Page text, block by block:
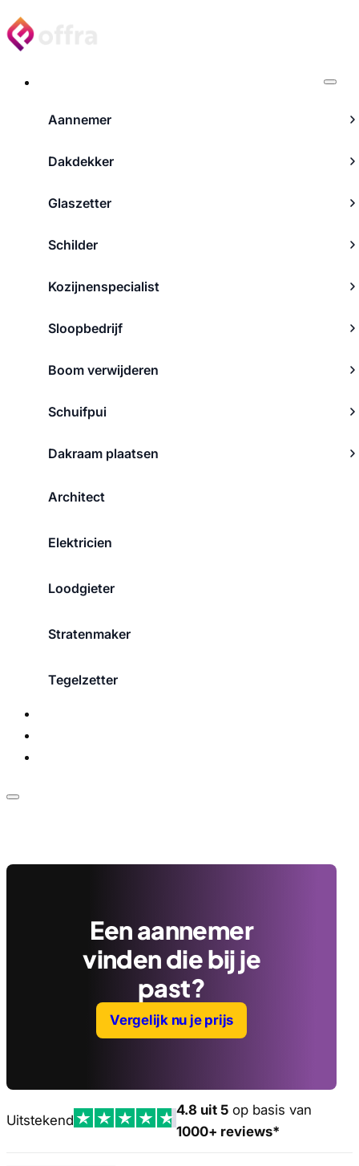
Aannemer
Dakdekker
Glaszetter
Schilder
Kozijnenspecialist
Sloopbedrijf
Boom verwijderen
Schuifpui
Dakraam plaatsen
Architect
Elektricien
Loodgieter
Stratenmaker
Tegelzetter
Een aannemer
vinden die bij je
past?
Vergelijk nu je prijs
Uitstekend
4.8 uit 5 op basis van
1000+ reviews*